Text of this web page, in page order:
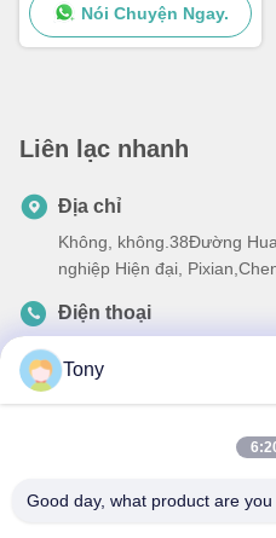
Nói Chuyện Ngay.
Liên lạc nhanh
Địa chỉ
Không, không.38Đường
nghiệp Hiện đại,
Điện thoại
Tony
Good day, what product are